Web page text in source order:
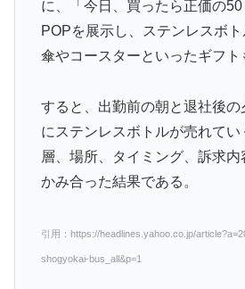
に、「今日、買ったら正価の
POPを展示し、ステンレスボ
傘やコースターといったギフト
すると、出勤前の朝と退社後の
にステンレスボトルが売れてい
層、場所、タイミング、訴求内
かみ合った結果である。
引用：https://headlines.yahoo.co.jp/
shogyokai-bus_all&p=1